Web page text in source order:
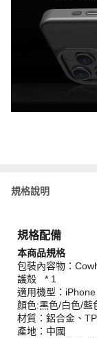
規格說明
規格配備
本商品規格
包裝內容物：
護殼 * 1
適用機型：
顏色:黑色/白色/藍
材質：鋁合金、
產地：中國